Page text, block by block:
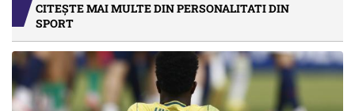
CITEȘTE MAI MULTE DIN PERSONALITATI DIN
SPORT